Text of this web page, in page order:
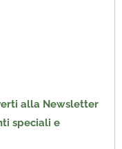
alla Newsletter
speciali e